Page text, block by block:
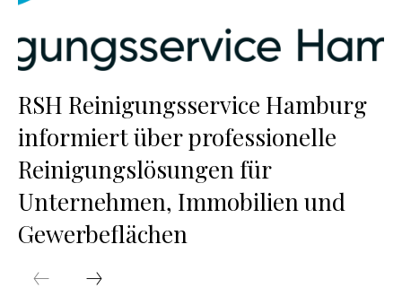
RSH Reinigungsservice Hamburg
informiert über professionelle
Reinigungslösungen für
Unternehmen, Immobilien und
Gewerbeflächen